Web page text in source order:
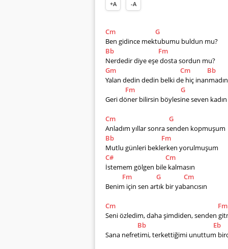
+A -A
Cm
G
Ben gidince mektubumu buldun mu?
Bb
Fm
Nerdedir diye eşe dosta sordun mu?
Gm
Cm
Bb
Yalan dedin dedin belki de hiç inanmadın
Fm
G
Geri döner bilirsin böylesine seven kadın
Cm
G
Anladım yıllar sonra senden kopmuşum
Bb
Fm
Mutlu günleri beklerken yorulmuşum
C#
Cm
İstemem gölgen bile kalmasın
Fm
G
Cm
Benim için sen artık bir yabancısın
Cm
Fm
Seni özledim, daha şimdiden, senden
Bb
Eb
Sana nefretimi, terkettiğimi unuttum